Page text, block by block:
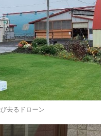
去るドローン